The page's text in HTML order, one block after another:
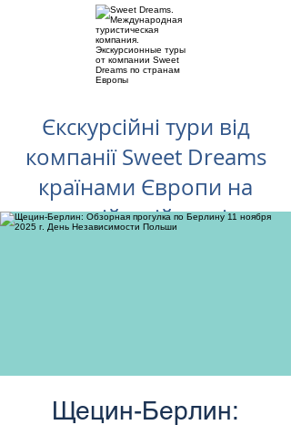
Єкскурсійні тури від
компанії Sweet Dreams
країнами Європи на
російській мові
Щецин-Берлин: